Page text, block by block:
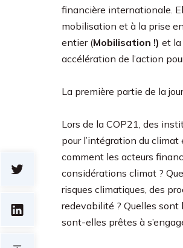
financière internationale.
mobilisation et à la prise
entier (Mobilisation !) et la
accélération de l’action
La première partie de la
Lors de la COP21, des
pour l’intégration du
comment les acteurs
considérations climat ?
risques climatiques, des
redevabilité ? Quelles sont
sont-elles prêtes à